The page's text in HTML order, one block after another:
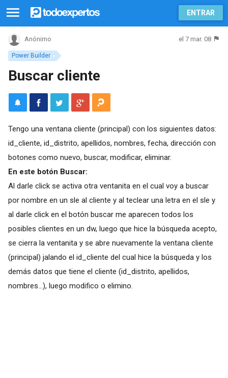
ENTRAR
Power Builder
Anónimo el 7 mar. 08
Buscar cliente
Tengo una ventana cliente (principal) con los siguientes datos:
id_cliente, id_distrito, apellidos, nombres, fecha, dirección con
botones como nuevo, buscar, modificar, eliminar.
En este botón Buscar:
Al darle click se activa otra ventanita en el cual voy a buscar
por nombre en un sle al cliente y al teclear una letra en el sle y
al darle click en el botón buscar me aparecen todos los
posibles clientes en un dw, luego que hice la búsqueda acepto,
se cierra la ventanita y se abre nuevamente la ventana cliente
(principal) jalando el id_cliente del cual hice la búsqueda y los
demás datos que tiene el cliente (id_distrito, apellidos,
nombres...), luego modifico o elimino.